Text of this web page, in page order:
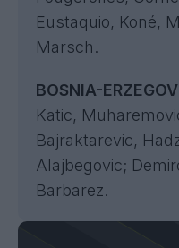
Eustaquio, Koné,
Marsch.
BOSNIA-
Katic,
Bajraktarevic,
Alajbegovic;
Barbarez.